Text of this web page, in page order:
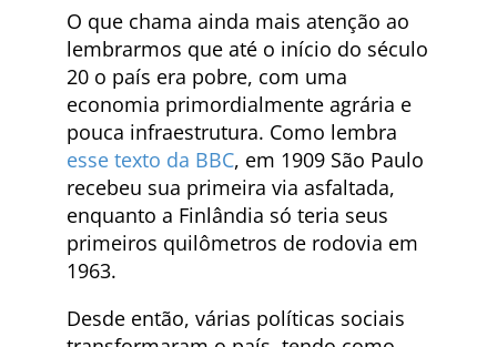
O que chama ainda mais atenção ao
lembrarmos que até o início do século
20 o país era pobre, com uma
economia primordialmente agrária e
pouca infraestrutura. Como lembra
esse texto da BBC, em 1909 São Paulo
recebeu sua primeira via asfaltada,
enquanto a Finlândia só teria seus
primeiros quilômetros de rodovia em
1963.
Desde então, várias políticas sociais